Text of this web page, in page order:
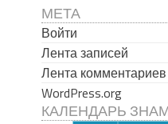
МЕТА
Войти
Лента записей
Лента комментариев
WordPress.org
КАЛЕНДАРЬ